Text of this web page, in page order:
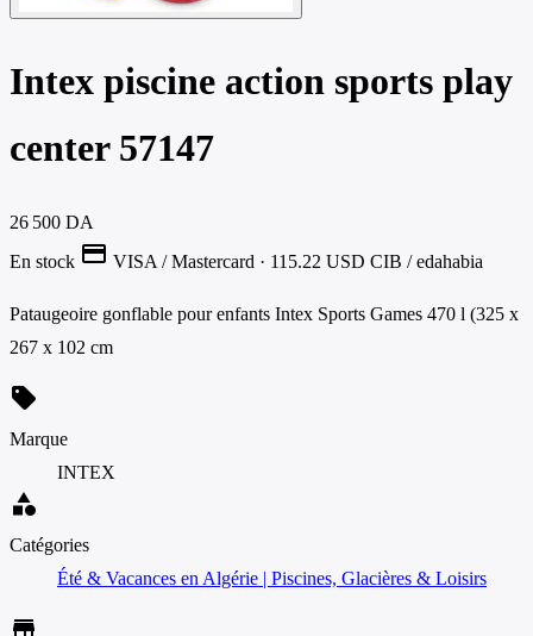
Intex piscine action sports play
center 57147
26 500 DA
En stock credit_card VISA / Mastercard · 115.22 USD CIB / edahabia
Pataugeoire gonflable pour enfants Intex Sports Games 470 l (325 x
267 x 102 cm
sell
Marque
INTEX
category
Catégories
Été & Vacances en Algérie | Piscines, Glacières & Loisirs
store